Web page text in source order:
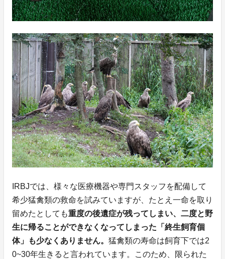
IRBJでは、様々な医療機器や専門スタッフを配備して
希少猛禽類の救命を試みていますが、たとえ一命を取り
留めたとしても重度の後遺症が残ってしまい、二度と野
生に帰ることができなくなってしまった「終生飼育個
体」も少なくありません。 猛禽類の寿命は飼育下では2
0~30年生きると言われています。このため、限られた